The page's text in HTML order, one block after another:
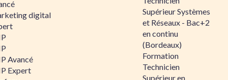
digital
Avancé
Expert
Supérieur Systèmes
et Réseaux - Bac+2
en continu
(Bordeaux)
Formation
Technicien
Supérieur en